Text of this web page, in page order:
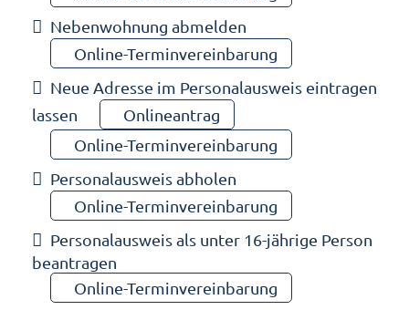
Nebenwohnung abmelden
Online-Terminvereinbarung
Neue Adresse im Personalausweis eintragen
lassen
Onlineantrag
Online-Terminvereinbarung
Personalausweis abholen
Online-Terminvereinbarung
Personalausweis als unter 16-jährige Person
beantragen
Online-Terminvereinbarung